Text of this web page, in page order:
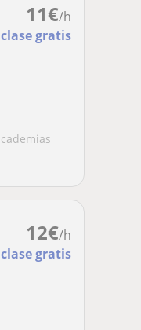
11€/h
gratis
12€/h
gratis